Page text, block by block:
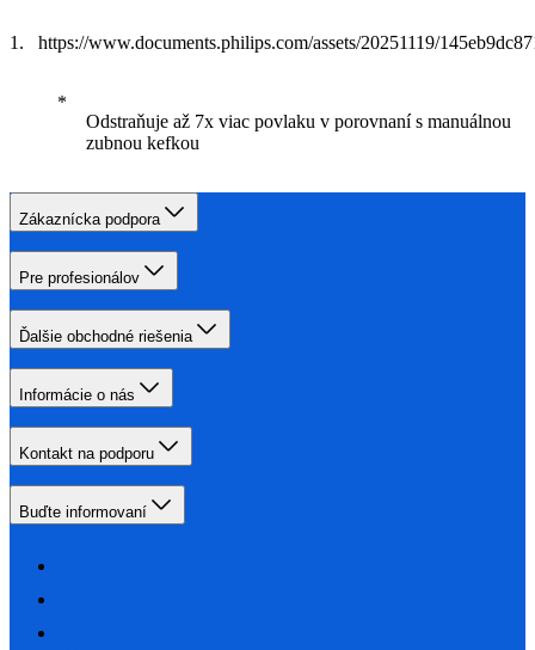
https://www.documents.philips.com/assets/20251119/
Odstraňuje až 7x viac povlaku v porovnaní s manuálnou
zubnou kefkou
Zákaznícka podpora
Pre profesionálov
Ďalšie obchodné riešenia
Informácie o nás
Kontakt na podporu
Buďte informovaní